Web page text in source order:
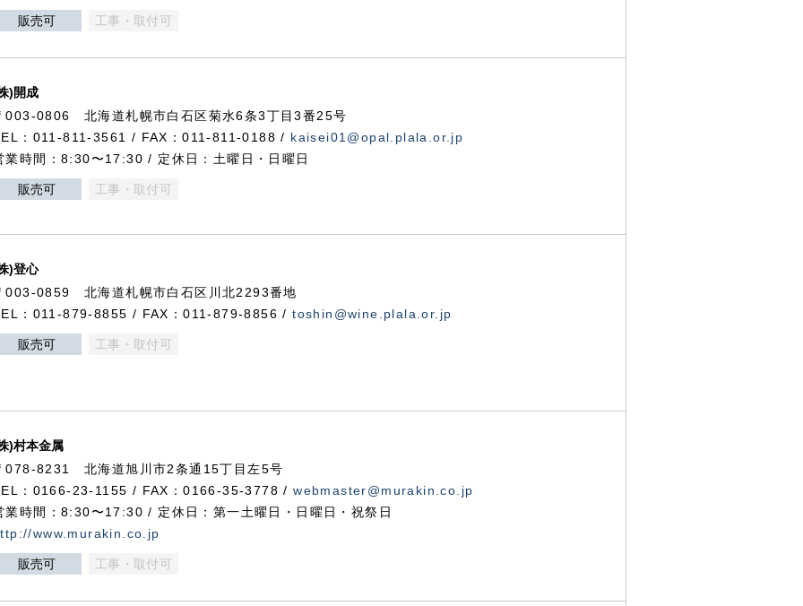
販売可 工事・取付可
)開成
003-0806 北海道札幌市白石区菊水6条3丁目3番25号
：011-811-3561 / FAX：011-811-0188 / kaisei01@opal.plala.or.jp
業時間：8:30〜17:30 / 定休日：土曜日・日曜日
販売可 工事・取付可
)登心
003-0859 北海道札幌市白石区川北2293番地
：011-879-8855 / FAX：011-879-8856 /toshin@wine.plala.or.jp
販売可 工事・取付可
)村本金属
078-8231 北海道旭川市2条通15丁目左5号
：0166-23-1155 / FAX：0166-35-3778 /webmaster@murakin.co.jp
業時間：8:30〜17:30 / 定休日：第一土曜日・日曜日・祝祭日
www.murakin.co.jp
販売可 工事・取付可